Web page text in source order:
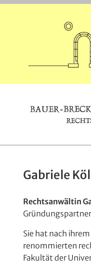
Leistungen
Gabriele Kölbel-
Datenschutz
Gabriele
Rechtsanwältin
Sie hat nach
renommierten
Fakultät der